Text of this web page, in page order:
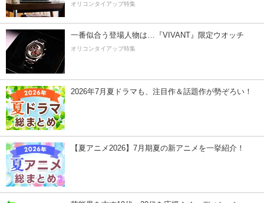
オリコンタイアップ特集
一番似合う登場人物は…『VIVANT』限定ウオッチ
オリコンタイアップ特集
2026年7月夏ドラマも、注目作＆話題作が勢ぞろい！
【夏アニメ2026】7月期夏の新アニメを一挙紹介！